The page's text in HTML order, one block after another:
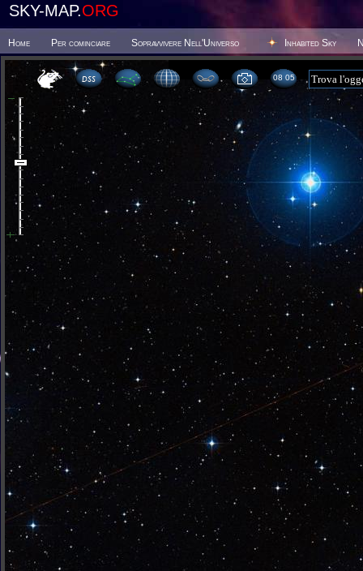
SKY-MAP.ORG
Home Per cominciare Sopravvivere Nell'Universo Inhabited Sky
08:05